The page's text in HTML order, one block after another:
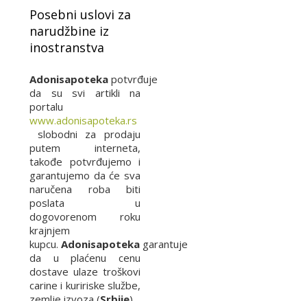
Posebni uslovi za
narudžbine iz
inostranstva
Adonisapoteka potvrđuje
da su svi artikli na
portalu
www.adonisapoteka.rs
slobodni za prodaju
putem interneta,
takođe potvrđujemo i
garantujemo da će sva
naručena roba biti
poslata u
dogovorenom roku
krajnjem
kupcu. Adonisapoteka garantuje
da u plaćenu cenu
dostave ulaze troškovi
carine i kuririske službe,